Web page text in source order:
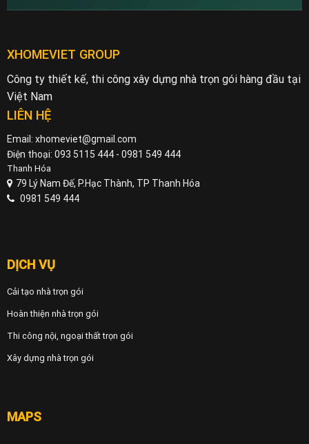
XHOMEVIET GROUP
Công ty thiết kế, thi công xây dựng nhà trọn gói hàng đầu tại
Việt Nam
LIÊN HỆ
Email: xhomeviet@gmail.com
Điện thoại: 093 5115 444 - 0981 549 444
Thanh Hóa
79 Lý Nam Đế, P.Hạc Thành, TP Thanh Hóa
0981 549 444
DỊCH VỤ
Cải tạo nhà trọn gói
Hoàn thiện nhà trọn gói
Thi công nội, ngoại thất trọn gói
Xây dựng nhà trọn gói
MAPS